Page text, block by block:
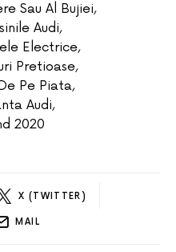
Sau Al Bujiei,
Audi,
Electrice,
Pretioase,
Pe Piata,
Audi,
2020
X (TWITTER)
MAIL